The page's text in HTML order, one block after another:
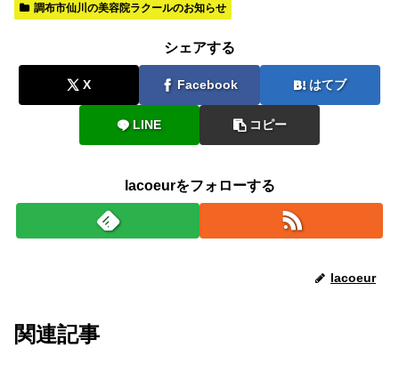
調布市仙川の美容院ラクールのお知らせ
シェアする
X Facebook はてブ
LINE コピー
lacoeurをフォローする
lacoeur
関連記事